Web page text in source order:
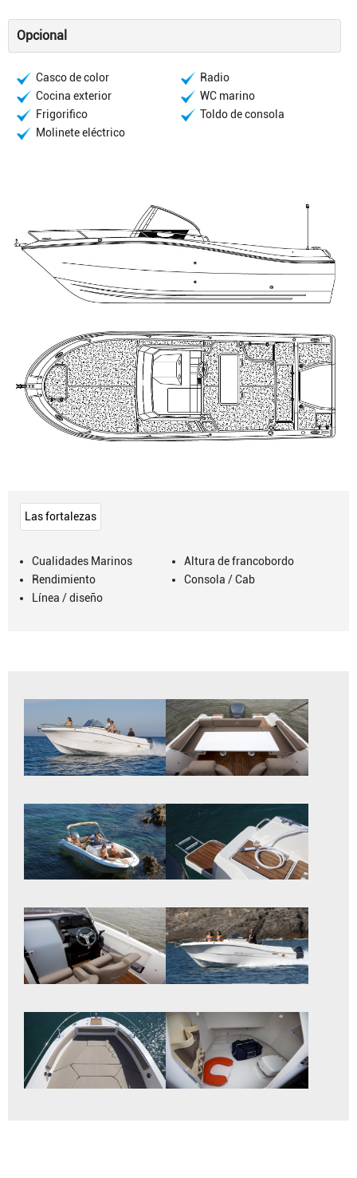
Opcional
Casco de color
Cocina exterior
Frigorifico
Molinete eléctrico
Radio
WC marino
Toldo de consola
Las fortalezas
Cualidades Marinos
Rendimiento
Línea / diseño
Altura de francobordo
Consola / Cab